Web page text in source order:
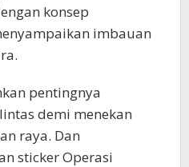
konsep
imbauan
pentingnya
demi menekan
raya. Dan
sticker Operasi